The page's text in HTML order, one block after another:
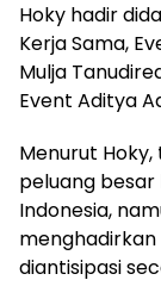
Hoky hadir
Kerja Sama,
Mulja
Event Aditya
Menurut
peluang
Indonesia,
diantisipasi